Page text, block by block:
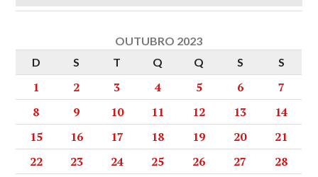
OUTUBRO 2023
D
S T Q Q S S
1 2 3 4 5 6
7
8
9 10 11 12 13
14
15
16 17 18 19 20
21
22
23 24 25 26 27
28